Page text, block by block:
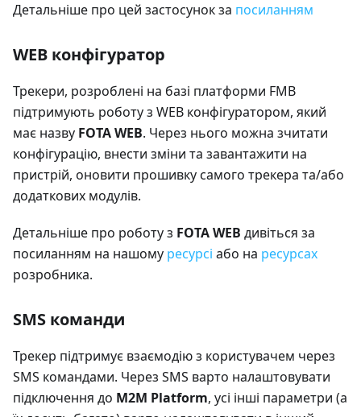
Детальніше про цей застосунок за посиланням
WEB конфігуратор
Трекери, розроблені на базі платформи FMB
підтримують роботу з WEB конфігуратором, який
має назву FOTA WEB. Через нього можна зчитати
конфігурацію, внести зміни та завантажити на
пристрій, оновити прошивку самого трекера та/або
додаткових модулів.
Детальніше про роботу з FOTA WEB дивіться за
посиланням на нашому ресурсі або на ресурсах
розробника.
SMS команди
Трекер підтримує взаємодію з користувачем через
SMS командами. Через SMS варто налаштовувати
підключення до M2M Platform, усі інші параметри (а